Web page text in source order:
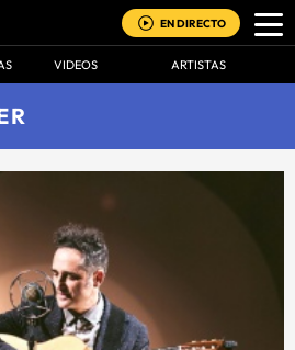
EN DIRECTO
VIDEOS ARTISTAS